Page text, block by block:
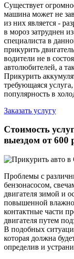
Существует
машина может не
из них является -
в мороз затруднен
специалиста в
прикурить
водители не в
автолюбителей, а
Прикурить
требующаяся
популярность в
Заказать услугу
Стоимость
выездом от 600
Проблемы с
бензонасосом,
двигателя зимой и
повышенной
контактные части
двигателя путем
В подобных
которая должна
определив и